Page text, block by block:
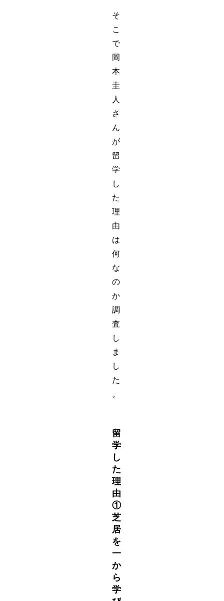
そ
こ
で
岡
本
圭
人
さ
ん
が
留
学
し
た
理
由
は
何
な
の
か
調
査
し
ま
し
た
。
留
学
し
た
理
由
①
芝
居
を
一
か
ら
学